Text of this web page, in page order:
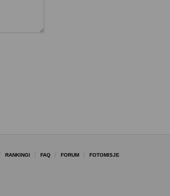
RANKINGI FAQ FORUM FOTOMISJE